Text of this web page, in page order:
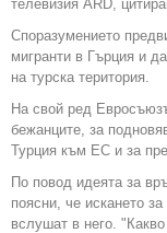
телевизия АRD,
Споразумението
мигранти в Гърция и
на турска територия.
На свой ред
бежанците, за
Турция към ЕС и за
По повод идеята за
поясни, че искането
вслушат в него.